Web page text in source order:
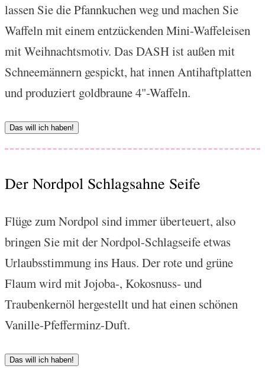
lassen Sie die Pfannkuchen weg und machen Sie
Waffeln mit einem entzückenden Mini-Waffeleisen
mit Weihnachtsmotiv. Das DASH ist außen mit
Schneemännern gespickt, hat innen Antihaftplatten
und produziert goldbraune 4"-Waffeln.
Das will ich haben!
Der Nordpol Schlagsahne Seife
Flüge zum Nordpol sind immer überteuert, also
bringen Sie mit der Nordpol-Schlagseife etwas
Urlaubsstimmung ins Haus. Der rote und grüne
Flaum wird mit Jojoba-, Kokosnuss- und
Traubenkernöl hergestellt und hat einen schönen
Vanille-Pfefferminz-Duft.
Das will ich haben!